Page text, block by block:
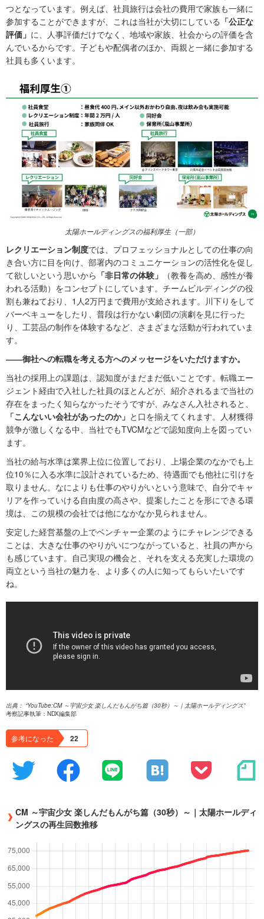
つとなっています。例えば、社員旅行は会社の費用で家族も一緒に
参加することができますが、これは当社が大切にしている 「公正な
評価」 に、人事評価だけでなく、地域や家族、社会からの評価を含
んでいるからです。子どもや配偶者のほか、両親と一緒に参加する
社員も多くいます。
太陽ホールディングスの福利厚生（一部）
レクリエーション制度では、プロフェッショナルとしての仕事の向
き合い方に目を向け、部署内のコミュニケーションの活性化を促し
て欲しいという思いから 「非日常の体験」
（教養を高め、感性が養
われる活動）をコンセプトにしています。チームビルディングの役
割も兼ねており、1人2万円まで費用が支給されます。川下りをして
バーベキューをしたり、普段は行かない劇団の演劇を見に行った
り、工芸品の制作を体験するなど、さまざまな活動が行われていま
す。
――御社への転職を考える方へのメッセージをいただけますか。
当社の採用上の課題は、認知度がまだまだ低いことです。転職エー
ジェント経由で入社した社員のほとんどが、紹介されるまで当社の
存在をまったく知らなかったそうですが、みなさん入社されると、
「こんないい会社があったのか」 と口を揃えてくれます。人材獲得
競争が激しくなる中、当社でもTVCMなどで認知度向上を図ってい
ます。
当社の給与水準は業界上位に位置しており、上場企業のなかでも上
位10％に入る水準に設計されているため、待遇面でも他社に引けを
取りません。なによりも仕事のやりがいという意味で、自分でキャ
リアを作っていける自由度の高さや、提案したことを形にできる環
境は、この規模の会社では他になかなか見られません。
安定した経営基盤の上でベンチャー企業のようにチャレンジできる
ことは、大きな仕事のやりがいにつながっていると、社員の声から
も感じています。自己実現の機会と、それを支える充実した環境の
両立という当社の魅力を、より多くの人に知ってもらいたいです
ね。
YouTube:CM ～宇宙少女 楽しんだもんがち篇（30秒）～｜太陽ホールディングス
考察記事執筆：NDX編集部
参考になった 22
CM ～宇宙少女 楽しんだもんがち篇（30秒）～｜太陽ホールディ
ングスの再生回数推移